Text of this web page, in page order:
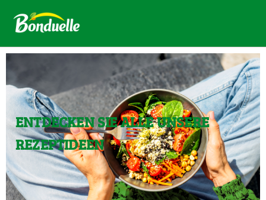
ENTDECKEN SIE ALLE UNSERE
REZEPTIDEEN